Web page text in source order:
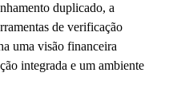
duplicado, a
de verificação
uma visão financeira
integrada e um ambiente